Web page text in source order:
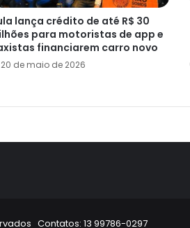
lança crédito de até R$ 30
para motoristas de app e
financiarem carro novo
20 de maio de 2026
Contatos: 13 99786-0297